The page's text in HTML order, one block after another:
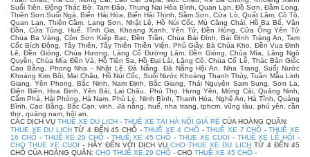
Suối Tiên, Động Thác Bờ, Tam Đảo, Thung Nai Hòa Bình, Quan Lạn, Đồ Sơn, Đầm Long,
Thiên Sơn Suối Ngà, Biển Hải Hòa, Biển Hải Thịnh, Sầm Sơn, Cửa Lò, Quất Lâm, Cô Tô,
Quan Lạn, Thiên Cầm, Lạng Sơn, Nhật Lệ, Hồ Núi Cốc, Mù Căng Chải, Hồ Ba Bể, Vân
Đồn, Cửa Tùng, Huế, Tĩnh Gia, Khoang Xanh, Yên Tử, Đền Hùng, Cửa Ông Yên Tử
Chùa Ba Vàng, Côn Sơn Kiếp Bạc, Đền Trần, Chùa Bái Đính, Bái Đính Tràng An, Tam
Cốc Bích Động, Tây Thiên, Tây Thiên Thiền Viện, Phủ Giầy, Bà Chúa Kho, Đền Vua Đinh
Lê, Đền Gióng, Chùa Hương, Làng Cổ Đường Lâm, Đền Gióng, Chùa Mía, Lăng Ngô
Quyền, Chùa Mía Đền Và, Hồ Tiên Sa, Hồ Đại Lải, Lăng Cô, Chùa Cổ Lễ, Thác Bản Giốc
Cao Bằng, Phong Nha - Nhật Lệ, Đà Nẵng, Đà Nẵng Hội An, Nha Trang, Suối Nước
Khoáng Kim Bôi, Mai Châu, Hồ Núi Cốc, Suối Nước Khoáng Thanh Thủy, Tuần Mẫu Linh
Giang, Yên Phong, Bắc Ninh, Nam Định, Bắc Giang, Thái Nguyên Sam Sung, Sơn La,
Điện Biên, Hoa Binh, Yên Bái, Lai Châu, Phú Thọ, Hưng Yên, Móng Cái, Quảng Ninh,
Cẩm Phả, Hải Phòng, Hà Nam, Phủ Lý, Ninh Bình, Thanh Hóa, Nghệ An, Hà Tĩnh, Quảng
Bình, Cao Bằng, Bắc Cạn, vinh, đà nẵng, huế, nha trang, tphcm, vũng tàu, phú yên, cần
thơ, quảng nam, hội an.
CÁC DỊCH VỤ THUÊ XE DU LỊCH - THUÊ XE TẠI HÀ NỘI GIÁ RẺ CỦA HOÀNG QUÂN:
THUE XE DU LICHTỪ 4 ĐẾN 45 CHỖ -THUÊ XE 4 CHỖ -THUÊ XE 7 CHỖ -THUÊ XE
16 CHỖ- THUÊ XE 29 CHỖ - THUÊ XE 45 CHỖ -THUE XE CUOI - THUÊ XE LỄ HỘI -
CHO THUE XE CUOI - HÃY ĐẾN VỚI DỊCH VỤCHO THUE XE DU LICHTỪ 4 ĐẾN 45
CHỖ CỦA HOÀNG QUÂN: CHO THUÊ XE 29 CHỖ - CHO THUÊ XE 45 CHỖ -